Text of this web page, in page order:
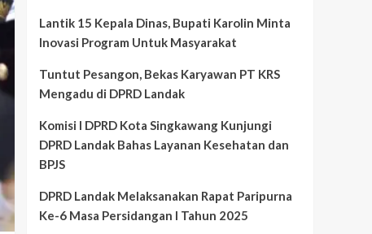
Lantik 15 Kepala Dinas, Bupati Karolin Minta
Inovasi Program Untuk Masyarakat
Tuntut Pesangon, Bekas Karyawan PT KRS
Mengadu di DPRD Landak
Komisi I DPRD Kota Singkawang Kunjungi
DPRD Landak Bahas Layanan Kesehatan dan
BPJS
DPRD Landak Melaksanakan Rapat Paripurna
Ke-6 Masa Persidangan I Tahun 2025